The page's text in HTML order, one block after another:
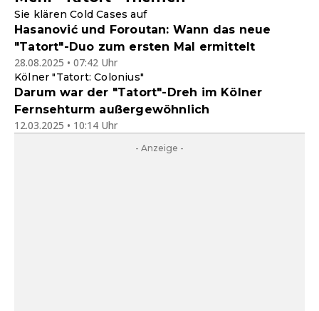
Sie klären Cold Cases auf
Hasanović und Foroutan: Wann das neue
"Tatort"-Duo zum ersten Mal ermittelt
28.08.2025 • 07:42 Uhr
Kölner "Tatort: Colonius"
Darum war der "Tatort"-Dreh im Kölner
Fernsehturm außergewöhnlich
12.03.2025 • 10:14 Uhr
- Anzeige -